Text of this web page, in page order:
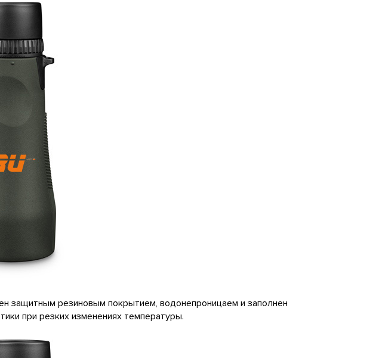
защитным резиновым покрытием, водонепроницаем и заполнен
при резких изменениях температуры.